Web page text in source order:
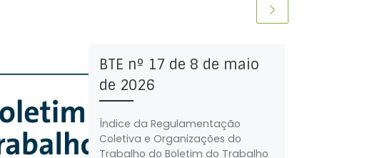
BTE nº 17 de 8 de maio
de 2026
Índice da Regulamentação
Coletiva e Organizações do
Trabalho do Boletim do Trabalho